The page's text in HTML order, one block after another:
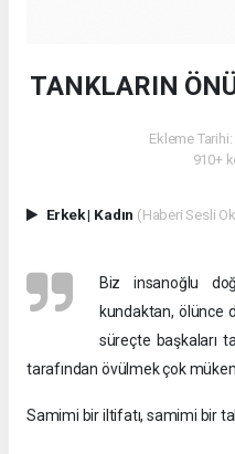
TANKLARIN
Ekleme
910+
Erkek| Kadın (Haberi Sesli
Biz insanoğlu
kundaktan, ölünce
süreçte başkaları
tarafından övülmek çok
Samimi bir iltifatı, samimi bir